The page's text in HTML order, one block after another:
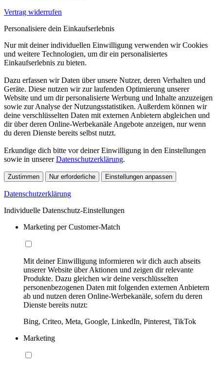
Vertrag widerrufen
Personalisiere dein Einkaufserlebnis
Nur mit deiner individuellen Einwilligung verwenden wir Cookies
und weitere Technologien, um dir ein personalisiertes
Einkaufserlebnis zu bieten.
Dazu erfassen wir Daten über unsere Nutzer, deren Verhalten und
Geräte. Diese nutzen wir zur laufenden Optimierung unserer
Website und um dir personalisierte Werbung und Inhalte anzuzeigen
sowie zur Analyse der Nutzungsstatistiken. Außerdem können wir
deine verschlüsselten Daten mit externen Anbietern abgleichen und
dir über deren Online-Werbekanäle Angebote anzeigen, nur wenn
du deren Dienste bereits selbst nutzt.
Erkundige dich bitte vor deiner Einwilligung in den Einstellungen
sowie in unsererDatenschutzerklärung.
Zustimmen Nur erforderliche Einstellungen anpassen
Datenschutzerklärung
Individuelle Datenschutz-Einstellungen
Marketing per Customer-Match
Mit deiner Einwilligung informieren wir dich auch abseits
unserer Website über Aktionen und zeigen dir relevante
Produkte. Dazu gleichen wir deine verschlüsselten
personenbezogenen Daten mit folgenden externen Anbietern
ab und nutzen deren Online-Werbekanäle, sofern du deren
Dienste bereits nutzt:
Bing, Criteo, Meta, Google, LinkedIn, Pinterest, TikTok
Marketing